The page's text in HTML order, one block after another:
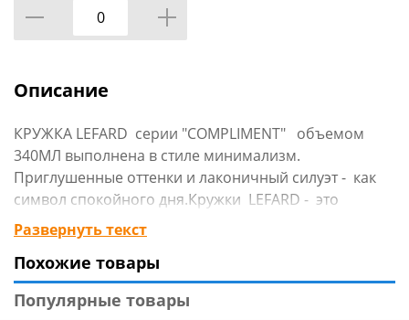
Описание
КРУЖКА LEFARD серии "COMPLIMENT" объемом
340МЛ выполнена в стиле минимализм.
Приглушенные оттенки и лаконичный силуэт - как
символ спокойного дня.Кружки LEFARD - это
интересные дизайнерские решения,
функциональные и стильные вещи для жизни. Вы
можете использовать кружки как чашки для чая,
кофейные чашки, так и подавать в них холодные
напитки. Кружка идеальна в подарок любимым,
Развернуть текст
Похожие товары
Популярные товары